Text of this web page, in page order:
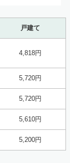
戸建て
4,818円
5,720円
5,720円
5,610円
5,200円